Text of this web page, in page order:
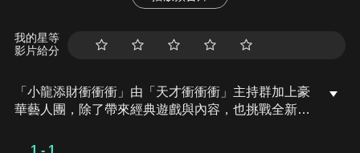
我的星等
影片給分
「小龍添財衝衝衝」由「天才衝衝衝」主持群加上豪
華藝人團，除了帶來經典遊戲與內容，也挑戰全新設
步步高》+《贏賓遊戲王》+《喜劇之王》。來賓：聶